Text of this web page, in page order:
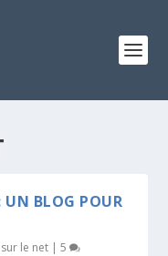
UN BLOG POUR
le net |5